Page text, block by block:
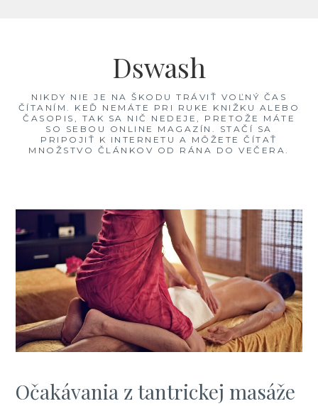
Dswash
NIKDY NIE JE NA ŠKODU TRÁVIŤ VOĽNÝ ČAS
ČÍTANÍM. KEĎ NEMÁTE PRI RUKE KNIŽKU ALEBO
ČASOPIS, TAK SA NIČ NEDEJE, PRETOŽE MÁTE
SO SEBOU ONLINE MAGAZÍN. STAČÍ SA
PRIPOJIŤ K INTERNETU A MÔŽETE ČÍTAŤ
MNOŽSTVO ČLÁNKOV OD RÁNA DO VEČERA.
Očakávania z tantrickej masáže